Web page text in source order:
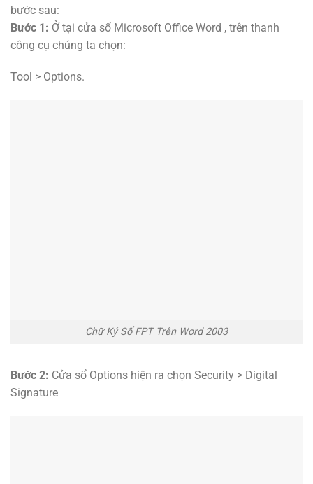
bước sau:
Bước 1: Ở tại cửa sổ Microsoft Office Word , trên thanh
công cụ chúng ta chọn:
Tool > Options.
Chữ Ký Số FPT Trên Word 2003
Bước 2: Cửa sổ Options hiện ra chọn Security > Digital
Signature